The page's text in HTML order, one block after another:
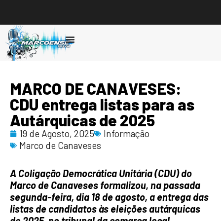
Ouvir
MARCO DE CANAVESES:
CDU entrega listas para as
Autárquicas de 2025
19 de Agosto, 2025
Informação
Marco de Canaveses
A Coligação Democrática Unitária (CDU) do
Marco de Canaveses formalizou, na passada
segunda-feira, dia 18 de agosto, a entrega das
listas de candidatos às eleições autárquicas